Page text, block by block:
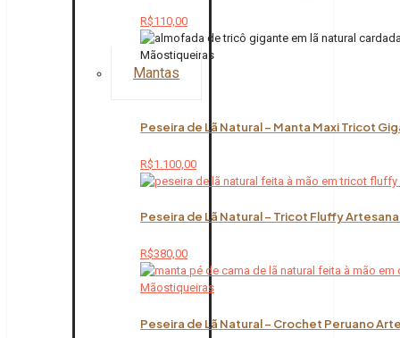
R$110,00
Mantas
Peseira de Lã Natural – Manta Maxi Tricot
R$1.100,00
Peseira de Lã Natural – Tricot Fluffy
R$380,00
Peseira de Lã Natural – Crochet Peruano